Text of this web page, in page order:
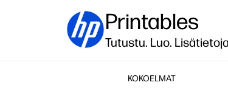
Printables
Tutustu. Luo.
KOKOELMAT